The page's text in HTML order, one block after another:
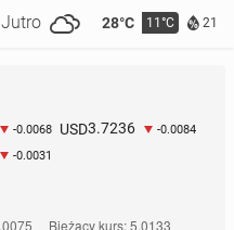
Jutro 28°C 11°C 21
-0.0068 USD3.7236 -0.0084
-0.0031